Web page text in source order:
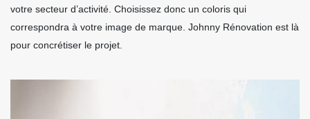
votre secteur d’activité. Choisissez donc un coloris qui
correspondra à votre image de marque. Johnny Rénovation est là
pour concrétiser le projet.